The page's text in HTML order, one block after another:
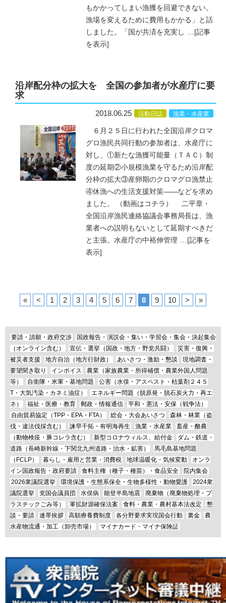
もかかってしまい漁獲を回避できない。
漁場を変えるために費用もかかる」と話
しました。「国が共済を充実し … [記事
を表示]
沿岸配分枠の拡大を 全国の参加者が水産庁に要
求
2018.06.25 活動日誌 漁業・水産業
６月２５日に行われた全国沿岸クロマ
グロ漁民共同行動の参加者は、水産庁に
対し、①新たな漁獲可能量（ＴＡＣ）制
度の延期②小規模漁業を守るため沿岸配
分枠の拡大③産卵期のクロマグロ漁禁止
④休漁への生活支援対策――などを求め
ました。 （動画はコチラ） 二平章・
全国沿岸漁民連絡協議会事務局長は、漁
業者への説明もないとして延期すべきだ
と主張。水産庁の中裕伸管理 … [記事を
表示]
« < 1 2 3 4 5 6 7 8 9 10 > »
要請・請願・政府交渉
国政報告・演説会・集い・学習会・集会・決起集会
（オンライン含む）
宣伝・選挙（国政・地方・野党共闘）
災害・復興・
被災者支援
地方自治（地方行財政） あいさつ・激励・懇談
現地調査・
要望聞き取り
インボイス
農業（家族農業・所得補償・農業外国人問題
等）
自衛隊・米軍・基地問題
公害（水俣・アスベスト・枯葉剤２４５
T・大気汚染・カネミ油症）
エネルギー問題（脱原発・脱石炭火力・再エ
ネ）
福祉・医療・教育 郵政・情報通信
平和・憲法・安保（戦争法）
自由貿易協定（TPP・EPA・FTA）
総会・大会あいさつ
森林・林業（盗
伐・違法伐採含む）
諫早干拓・有明海再生 漁業・水産業
畜産・酪農
（動物検疫・豚コレラ含む）
新型コロナウィルス、給付金
ダム・鉄道・
道路（長崎新幹線・下関北九州道路・治水・鉱害）
馬毛島基地問題
（FCLP）
暮らし・雇用と営業・消費税 地球温暖化・気候変動
オンラ
イン国政報告・政府要請
食料主権（種子・種苗）・食品安全
院内集会
2026衆議院選挙
環境保護・生態系保全・生物多様性・動物愛護
2024衆
議院選挙
党国会議員団 水俣病 能登半島地震
廃棄物（廃棄物処理・プ
ラスチックごみ等）
軍拡財源確保法案 食料・農業・農村基本法改定
懇
談・要請
連帯挨拶 高額療養費制度 各分野要求実現国会行動 裏金
農
水産物流通・加工（卸売市場）
マイナカード・マイナ保険証